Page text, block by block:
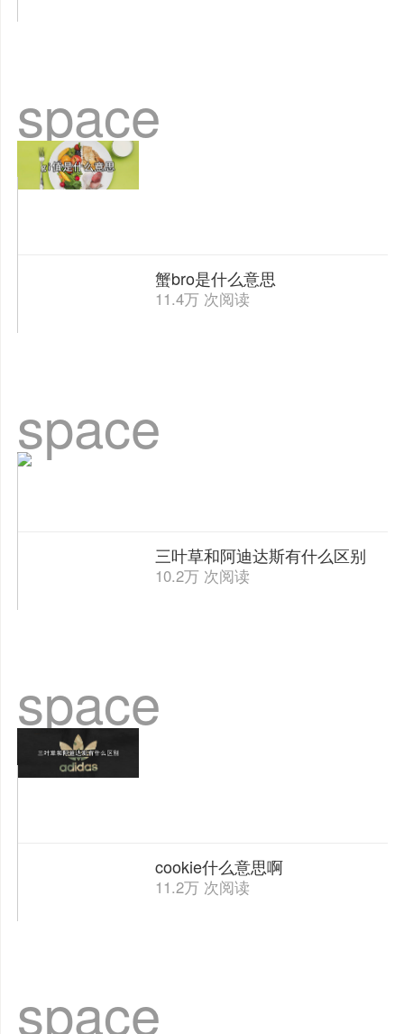
space
space
蟹bro是什么意思
11.4万 次阅读
space
三叶草和阿迪达斯有什么区别
10.2万 次阅读
space
cookie什么意思啊
11.2万 次阅读